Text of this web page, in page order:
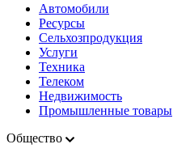
Автомобили
Ресурсы
Сельхозпродукция
Услуги
Техника
Телеком
Недвижимость
Промышленные товары
Общество